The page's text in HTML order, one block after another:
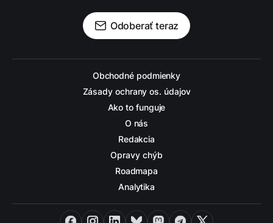
Odoberať teraz
Obchodné podmienky
Zásady ochrany os. údajov
Ako to funguje
O nás
Redakcia
Opravy chýb
Roadmapa
Analytika